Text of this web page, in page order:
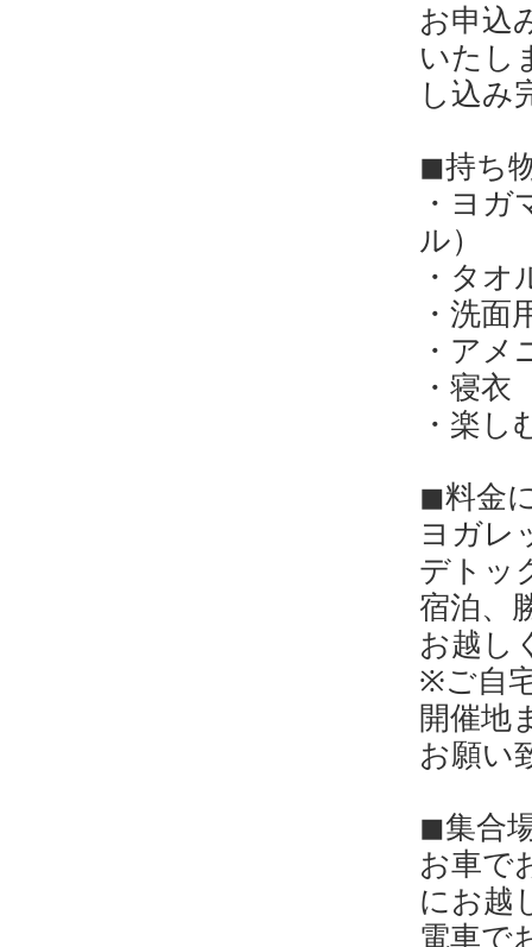
お申込
いたし
し込み
◼︎持ち
・ヨ
ル）
・タオ
・洗面
・アメ
・寝衣
・楽し
◼︎料金
ヨガレ
デトッ
宿泊、
お越し
※ご自
開催地
お願い
◼︎集合
お車で
にお越
電車で